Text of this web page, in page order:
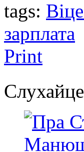
tags:
зарплатa
Print